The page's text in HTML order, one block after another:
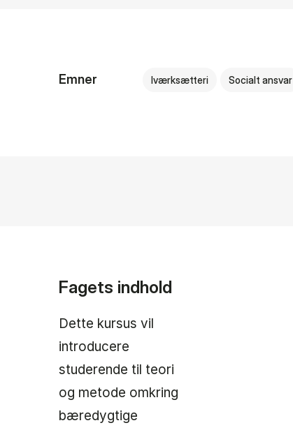
Emner Iværksætteri Socialt ansvar
Fagets indhold
Dette kursus vil
introducere
studerende til teori
og metode omkring
bæredygtige